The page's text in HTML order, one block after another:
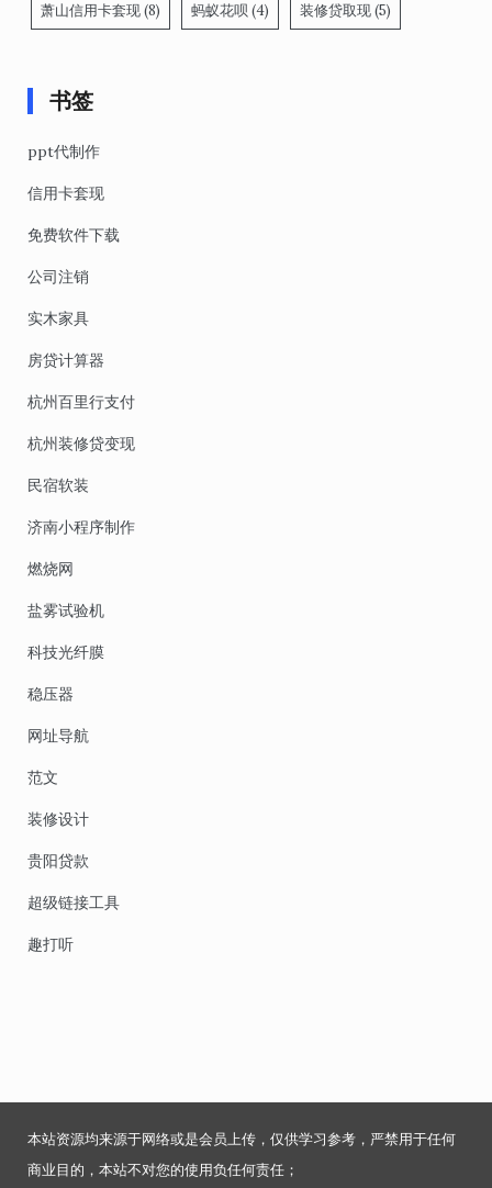
萧山信用卡套现(8) 蚂蚁花呗 (4) 装修贷取现(5)
书签
ppt代制作
信用卡套现
免费软件下载
公司注销
实木家具
房贷计算器
杭州百里行支付
杭州装修贷变现
民宿软装
济南小程序制作
燃烧网
盐雾试验机
科技光纤膜
稳压器
网址导航
范文
装修设计
贵阳贷款
超级链接工具
趣打听
本站资源均来源于网络或是会员上传，仅供学习参考，严禁用于任何
商业目的，本站不对您的使用负任何责任；